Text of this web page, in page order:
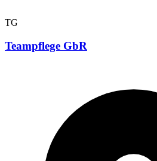
TG
Teampflege GbR